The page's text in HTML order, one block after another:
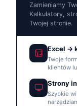
Zamieniamy
Kalkulatory,
Twojej stronie.
Excel →
Twoje
klientów
Strony
Szybkie